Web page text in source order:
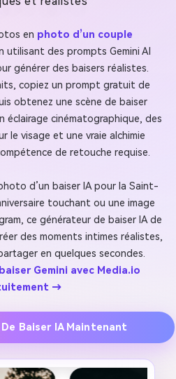
en photo d’un couple
utilisant des prompts Gemini AI
générer des baisers réalistes.
copiez un prompt gratuit de
obtenez une scène de baiser
éclairage cinématographique, des
le visage et une vraie alchimie
de retouche requise.
d’un baiser IA pour la Saint-
touchant ou une image
ce générateur de baiser IA de
des moments intimes réalistes,
en quelques secondes.
Gemini avec Media.io
→
Baiser IA Maintenant